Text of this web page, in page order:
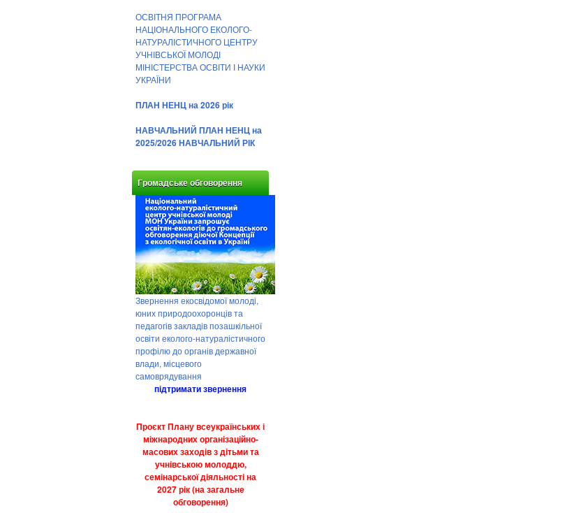
ОСВІТНЯ ПРОГРАМА
НАЦІОНАЛЬНОГО ЕКОЛОГО-
НАТУРАЛІСТИЧНОГО ЦЕНТРУ
УЧНІВСЬКОЇ МОЛОДІ
МІНІСТЕРСТВА ОСВІТИ І НАУКИ
УКРАЇНИ
ПЛАН НЕНЦ на 2026 рік
НАВЧАЛЬНИЙ ПЛАН НЕНЦ на
2025/2026 НАВЧАЛЬНИЙ РІК
Громадське обговорення
Звернення екосвідомої молоді,
юних природоохоронців та
педагогів закладів позашкільної
освіти еколого-натуралістичного
профілю до органів державної
влади, місцевого
самоврядування
підтримати звернення
Проєкт Плану всеукраїнських і
міжнародних організаційно-
масових заходів з дітьми та
учнівською молоддю,
семінарської діяльності на
2027 рік (на загальне
обговорення)